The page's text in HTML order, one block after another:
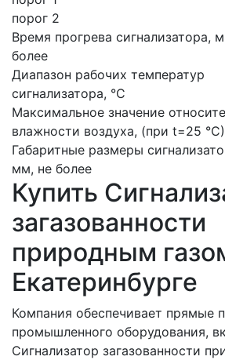
порог 2
Время прогрева сигнализатора,
более
Диапазон рабочих температур
сигнализатора, °С
Максимальное значение
влажности воздуха, (при t=25
Габаритные размеры
мм, не более
Купить
загазованности
природным
Екатеринбурге
Компания обеспечивает прямые
промышленного оборудования,
Сигнализатор загазованности